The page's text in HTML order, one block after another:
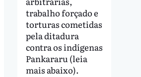
trabalho forçado e
torturas cometidas
pela ditadura
contra os indígenas
Pankararu (leia
mais abaixo).